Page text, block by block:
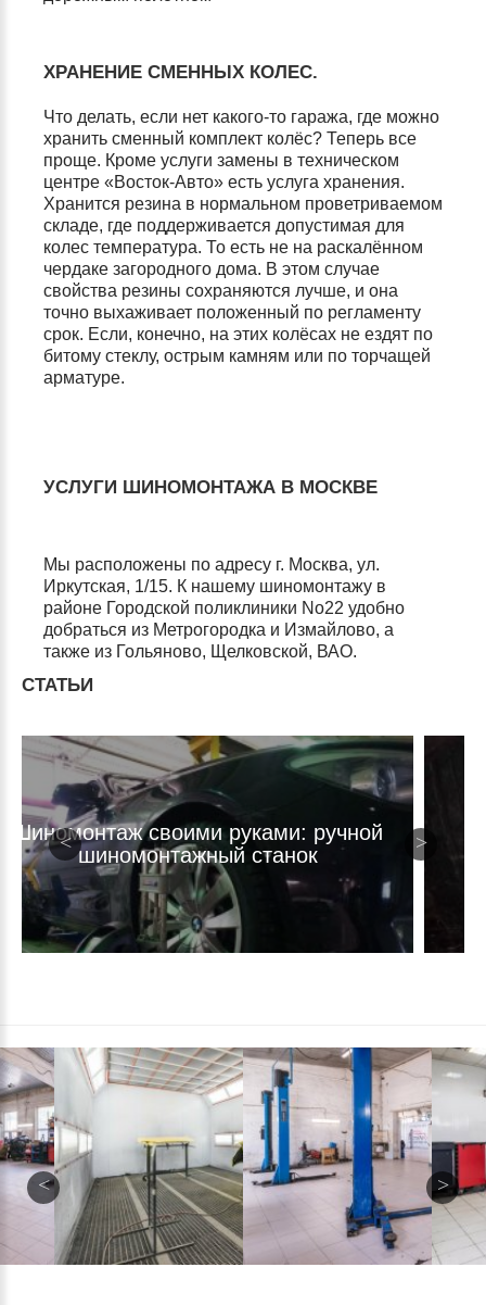
ХРАНЕНИЕ СМЕННЫХ КОЛЕС.
Что делать, если нет какого-то гаража, где можно
хранить сменный комплект колёс? Теперь все
проще. Кроме услуги замены в техническом
центре «Восток-Авто» есть услуга хранения.
Хранится резина в нормальном проветриваемом
складе, где поддерживается допустимая для
колес температура. То есть не на раскалённом
чердаке загородного дома. В этом случае
свойства резины сохраняются лучше, и она
точно выхаживает положенный по регламенту
срок. Если, конечно, на этих колёсах не ездят по
битому стеклу, острым камням или по торчащей
арматуре.
УСЛУГИ ШИНОМОНТАЖА В МОСКВЕ
Мы расположены по адресу г. Москва, ул.
Иркутская, 1/15. К нашему шиномонтажу в
районе Городской поликлиники No22 удобно
добраться из Метрогородка и Измайлово, а
также из Гольяново, Щелковской, ВАО.
СТАТЬИ
Шиномонтаж своими руками: ручной
шиномонтажный станок